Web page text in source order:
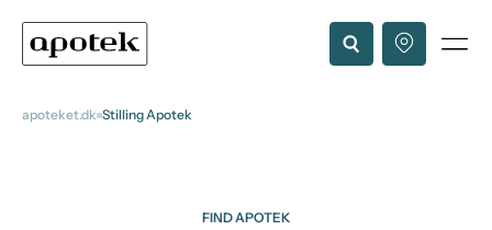
apoteket.dk Stilling Apotek
FIND APOTEK